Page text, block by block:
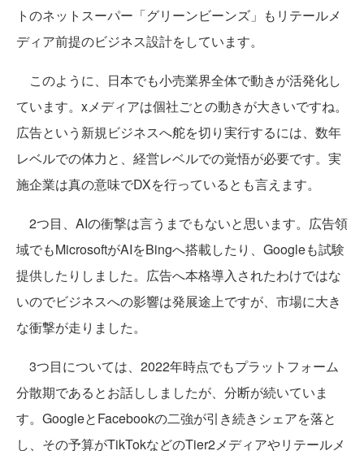
トのネットスーパー「グリーンビーンズ」もリテールメ
ディア前提のビジネス設計をしています。
このように、日本でも小売業界全体で動きが活発化し
ています。xメディアは個社ごとの動きが大きいですね。
広告という新規ビジネスへ舵を切り実行するには、数年
レベルでの体力と、経営レベルでの覚悟が必要です。実
施企業は真の意味でDXを行っているとも言えます。
2つ目、AIの衝撃は言うまでもないと思います。広告領
域でもMicrosoftがAIをBingへ搭載したり、Googleも試験
提供したりしました。広告へ本格導入されたわけではな
いのでビジネスへの影響は発展途上ですが、市場に大き
な衝撃が走りました。
3つ目については、2022年時点でもプラットフォーム
分散期であるとお話ししましたが、分断が続いていま
す。GoogleとFacebookの二強が引き続きシェアを落と
し、その予算がTikTokなどのTier2メディアやリテールメ